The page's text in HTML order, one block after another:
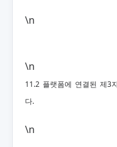
\n
\n
11.2 플랫폼에 연결된 제3
다.
\n